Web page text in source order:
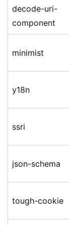
decode-uri-
component
minimist
y18n
ssri
json-schema
tough-cookie